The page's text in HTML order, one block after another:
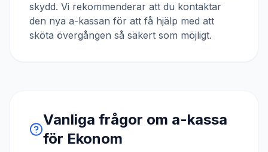
skydd. Vi rekommenderar att du kontaktar
den nya a-kassan för att få hjälp med att
sköta övergången så säkert som möjligt.
Vanliga frågor om a-kassa
för Ekonom